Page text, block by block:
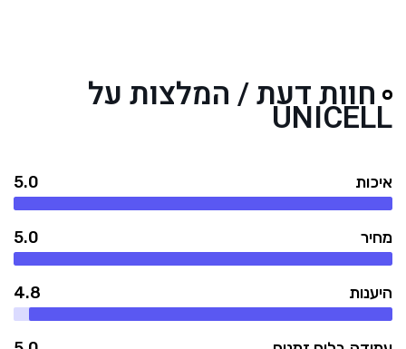
חוות דעת / המלצות על
UNICELL
איכות 5.0
מחיר 5.0
היענות 4.8